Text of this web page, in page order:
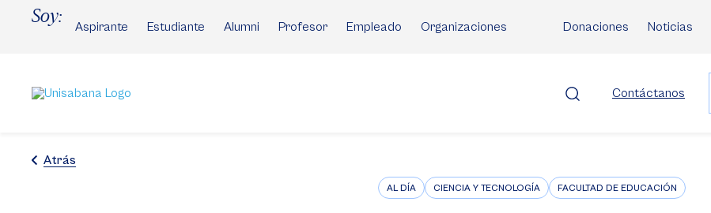
Soy:
Aspirante Estudiante Alumni Profesor Empleado Organizaciones Donaciones Noticias
Contáctanos
Atrás
AL DÍA CIENCIA Y TECNOLOGÍA FACULTAD DE EDUCACIÓN